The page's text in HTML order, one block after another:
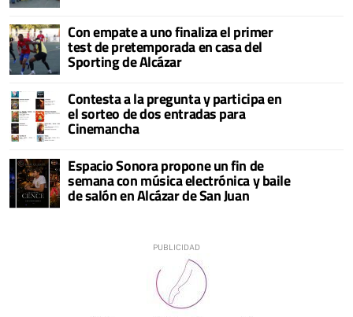
Con empate a uno finaliza el primer
test de pretemporada en casa del
Sporting de Alcázar
Contesta a la pregunta y participa en
el sorteo de dos entradas para
Cinemancha
Espacio Sonora propone un fin de
semana con música electrónica y baile
de salón en Alcázar de San Juan